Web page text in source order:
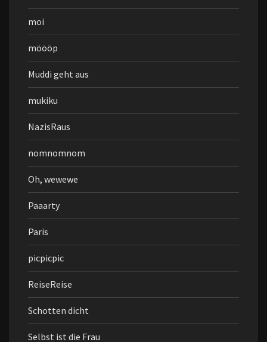
moi
möööp
Muddi geht aus
mukiku
NazisRaus
nomnomnom
Oh, wewewe
Paaarty
Paris
picpicpic
ReiseReise
Schotten dicht
Selbst ist die Frau